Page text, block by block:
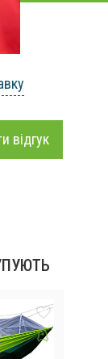
відгук